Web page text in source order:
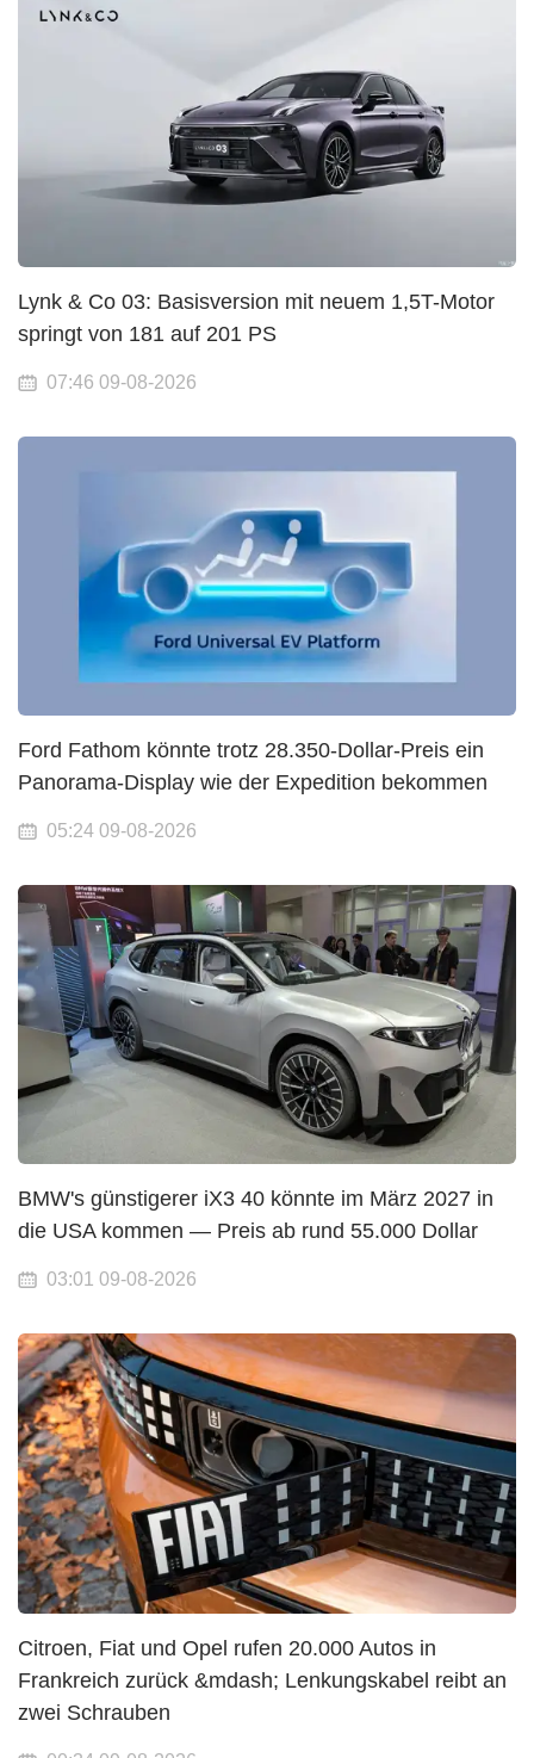
Lynk & Co 03: Basisversion mit neuem 1,5T-Motor
springt von 181 auf 201 PS
07:46 09-08-2026
Ford Fathom könnte trotz 28.350-Dollar-Preis ein
Panorama-Display wie der Expedition bekommen
05:24 09-08-2026
BMW's günstigerer iX3 40 könnte im März 2027 in
die USA kommen — Preis ab rund 55.000 Dollar
03:01 09-08-2026
Citroen, Fiat und Opel rufen 20.000 Autos in
Frankreich zurück &mdash; Lenkungskabel reibt an
zwei Schrauben